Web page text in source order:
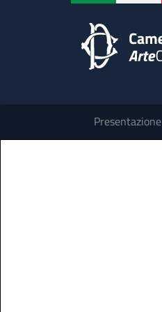
Presentazione